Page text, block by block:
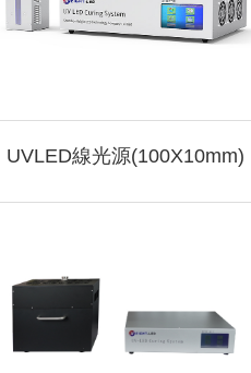
UVLED線光源(100X10mm)